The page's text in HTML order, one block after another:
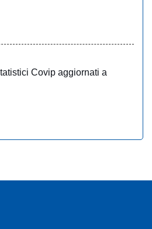
Covip aggiornati a